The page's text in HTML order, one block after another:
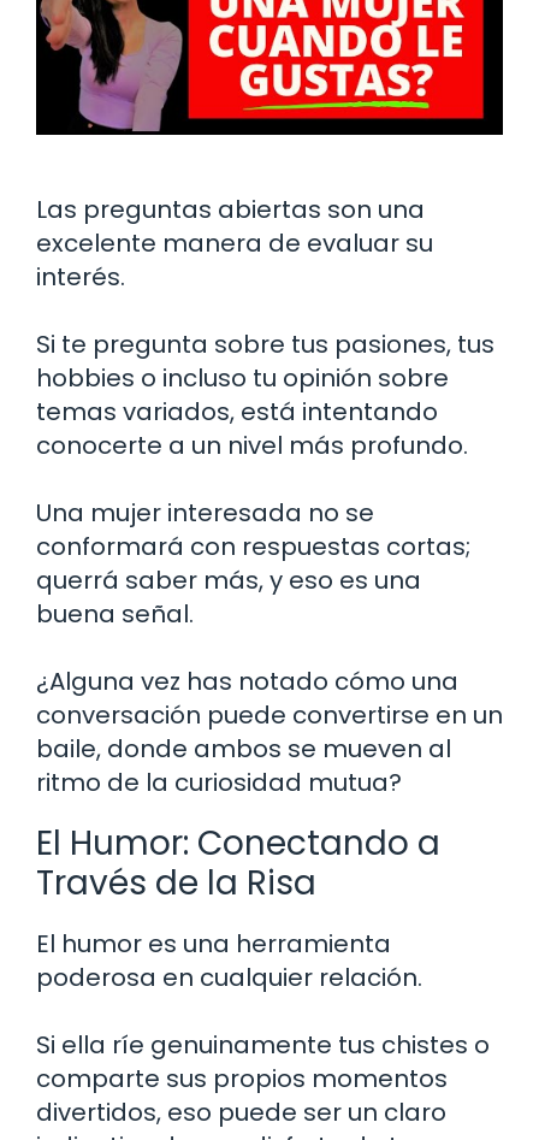
Las preguntas abiertas son una
excelente manera de evaluar su
interés.
Si te pregunta sobre tus pasiones, tus
hobbies o incluso tu opinión sobre
temas variados, está intentando
conocerte a un nivel más profundo.
Una mujer interesada no se
conformará con respuestas cortas;
querrá saber más, y eso es una
buena señal.
¿Alguna vez has notado cómo una
conversación puede convertirse en un
baile, donde ambos se mueven al
ritmo de la curiosidad mutua?
El Humor: Conectando a
Través de la Risa
El humor es una herramienta
poderosa en cualquier relación.
Si ella ríe genuinamente tus chistes o
comparte sus propios momentos
divertidos, eso puede ser un claro